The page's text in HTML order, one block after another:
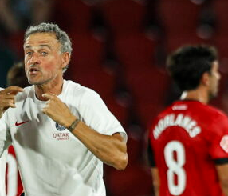
recortó una en la baja para el 16-7
con de 6-3, un jonrón, un doble y
6-2 con un jonrón y tres impulsadas,
extra. Carson Benge terminó de 6-3
tres veces.
impulsó dos, Ewing conectó dos hits
doble productor. Nueva York terminó
la noche.